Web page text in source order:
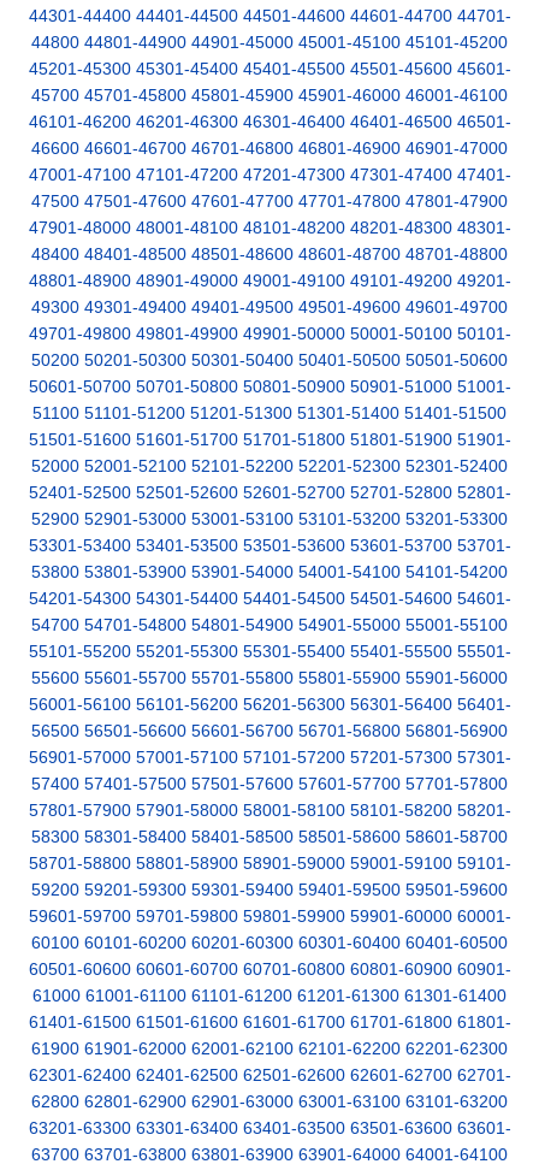
44301-44400 44401-44500 44501-44600 44601-44700 44701-
44800 44801-44900 44901-45000 45001-45100 45101-45200
45201-45300 45301-45400 45401-45500 45501-45600 45601-
45700 45701-45800 45801-45900 45901-46000 46001-46100
46101-46200 46201-46300 46301-46400 46401-46500 46501-
46600 46601-46700 46701-46800 46801-46900 46901-47000
47001-47100 47101-47200 47201-47300 47301-47400 47401-
47500 47501-47600 47601-47700 47701-47800 47801-47900
47901-48000 48001-48100 48101-48200 48201-48300 48301-
48400 48401-48500 48501-48600 48601-48700 48701-48800
48801-48900 48901-49000 49001-49100 49101-49200 49201-
49300 49301-49400 49401-49500 49501-49600 49601-49700
49701-49800 49801-49900 49901-50000 50001-50100 50101-
50200 50201-50300 50301-50400 50401-50500 50501-50600
50601-50700 50701-50800 50801-50900 50901-51000 51001-
51100 51101-51200 51201-51300 51301-51400 51401-51500
51501-51600 51601-51700 51701-51800 51801-51900 51901-
52000 52001-52100 52101-52200 52201-52300 52301-52400
52401-52500 52501-52600 52601-52700 52701-52800 52801-
52900 52901-53000 53001-53100 53101-53200 53201-53300
53301-53400 53401-53500 53501-53600 53601-53700 53701-
53800 53801-53900 53901-54000 54001-54100 54101-54200
54201-54300 54301-54400 54401-54500 54501-54600 54601-
54700 54701-54800 54801-54900 54901-55000 55001-55100
55101-55200 55201-55300 55301-55400 55401-55500 55501-
55600 55601-55700 55701-55800 55801-55900 55901-56000
56001-56100 56101-56200 56201-56300 56301-56400 56401-
56500 56501-56600 56601-56700 56701-56800 56801-56900
56901-57000 57001-57100 57101-57200 57201-57300 57301-
57400 57401-57500 57501-57600 57601-57700 57701-57800
57801-57900 57901-58000 58001-58100 58101-58200 58201-
58300 58301-58400 58401-58500 58501-58600 58601-58700
58701-58800 58801-58900 58901-59000 59001-59100 59101-
59200 59201-59300 59301-59400 59401-59500 59501-59600
59601-59700 59701-59800 59801-59900 59901-60000 60001-
60100 60101-60200 60201-60300 60301-60400 60401-60500
60501-60600 60601-60700 60701-60800 60801-60900 60901-
61000 61001-61100 61101-61200 61201-61300 61301-61400
61401-61500 61501-61600 61601-61700 61701-61800 61801-
61900 61901-62000 62001-62100 62101-62200 62201-62300
62301-62400 62401-62500 62501-62600 62601-62700 62701-
62800 62801-62900 62901-63000 63001-63100 63101-63200
63201-63300 63301-63400 63401-63500 63501-63600 63601-
63700 63701-63800 63801-63900 63901-64000 64001-64100